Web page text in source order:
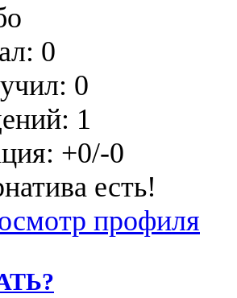
0
0
1
+0/-0
есть!